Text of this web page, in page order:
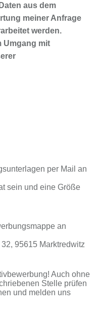
aus dem
meiner Anfrage
werden.
Umgang mit
per Mail an
sein und eine Größe
an
95615 Marktredwitz
Auch ohne
Stelle prüfen
und melden uns